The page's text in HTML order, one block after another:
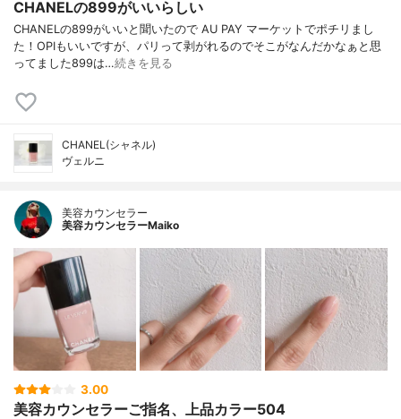
CHANELの899がいいらしい
CHANELの899がいいと聞いたので AU PAY マーケットでポチリまし
た！OPIもいいですが、パリって剥がれるのでそこがなんだかなぁと思
ってました899は…続きを見る
CHANEL(シャネル)
ヴェルニ
美容カウンセラー
美容カウンセラーMaiko
3.00
美容カウンセラーご指名、上品カラー504